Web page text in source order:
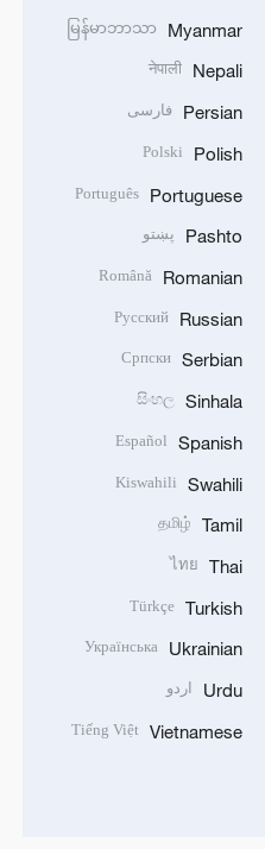
Myanmar
မြန်မာဘာသာ
Nepali
नेपाली
Persian فارسی
Polish
Polski
Portuguese
Português
Pashto پښتو
Romanian
Română
Russian
Русский
Serbian
Српски
Sinhala
සිංහල
Spanish
Español
Swahili
Kiswahili
Tamil
தமிழ்
Thai
ไทย
Turkish
Türkçe
Ukrainian
Українська
Urdu اردو
Vietnamese
Tiếng Việt